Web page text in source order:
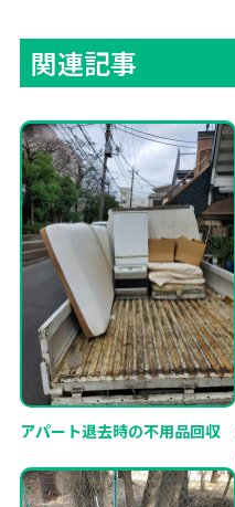
関連記事
アパート退去時の不用品回収